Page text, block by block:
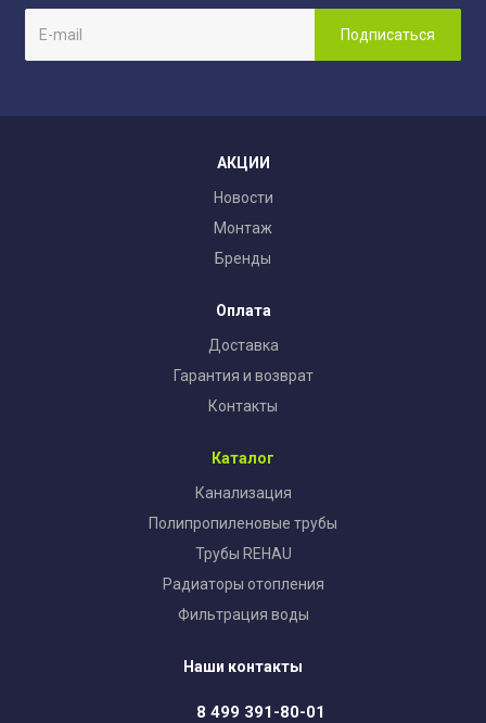
АКЦИИ
Новости
Монтаж
Бренды
Оплата
Доставка
Гарантия и возврат
Контакты
Каталог
Канализация
Полипропиленовые трубы
Трубы REHAU
Радиаторы отопления
Фильтрация воды
Наши контакты
8 499 391-80-01